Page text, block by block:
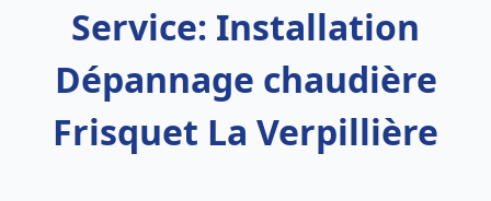
Service: Installation
Dépannage chaudière
Frisquet La Verpillière